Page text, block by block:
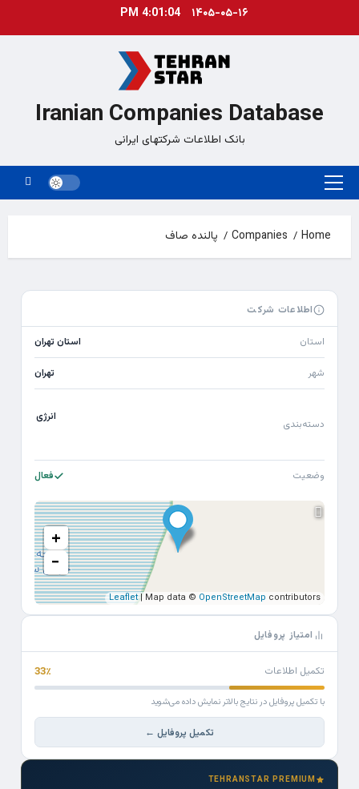
۱۴۰۵-۰۵-۱۶ 4:01:04 PM
Iranian Companies Database
بانک اطلاعات شرکتهای ایرانی
Primary
Home
Companies پالنده صاف
اطلاعات شرکت
استان استان تهران
شهر تهران
دسته‌بندی
انرژی
وضعیت فعال
+
−
Leaflet| Map data © OpenStreetMap contributors
امتیاز پروفایل
تکمیل اطلاعات 33٪
با تکمیل پروفایل در نتایج بالاتر نمایش داده می‌شوید
تکمیل پروفایل ←
TEHRANSTAR PREMIUM